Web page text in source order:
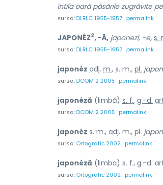
întîia oară păsările zugrăvite
sursa:DLRLC 1955-1957 permalink
JAPONÉZ2, -Ă, japonezi, -e, s.
sursa:DLRLC 1955-1957 permalink
japonéz adj. m., s. m., pl.
sursa:DOOM 2 2005 permalink
japonéză (limbă) s. f., g.-d.
sursa:DOOM 2 2005 permalink
japonéz s. m., adj. m., pl.
sursa: Ortografic 2002 permalink
japonéză (limba) s. f., g.-d.
sursa: Ortografic 2002 permalink